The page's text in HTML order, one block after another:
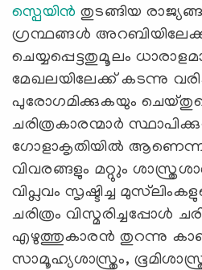
സ്പെയിൻ തുടങ്ങിയ
ഗ്രന്ഥങ്ങൾ
ചെയ്യപ്പെട്ടതുമൂലം
മേഖലയിലേക്ക് കടന്നു
പുരോഗമിക്കുകയും
ചരിത്രകാരന്മാർ
ഗോളാകൃതിയിൽ
വിവരങ്ങളും മറ്റുും
വിപ്ലവം സൃഷ്ടിച്ച
ചരിത്രം വിസ്മരിച്ചപ്പോൾ
എഴുത്തുകാരൻ തുറന്നു
സാമൂഹ്യശാസ്ത്രം,